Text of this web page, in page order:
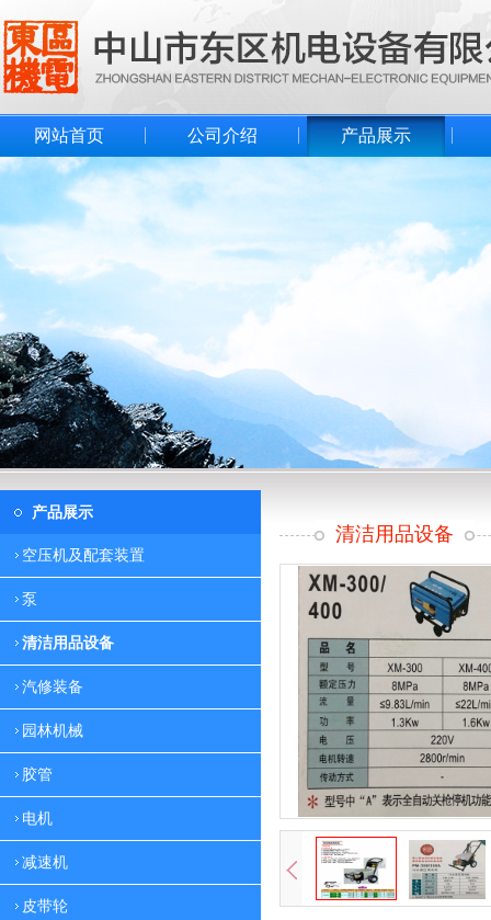
网站首页 公司介绍 产品展示
产品展示
空压机及配套装置
泵
清洁用品设备
汽修装备
园林机械
胶管
电机
减速机
皮带轮
清洁用品设备